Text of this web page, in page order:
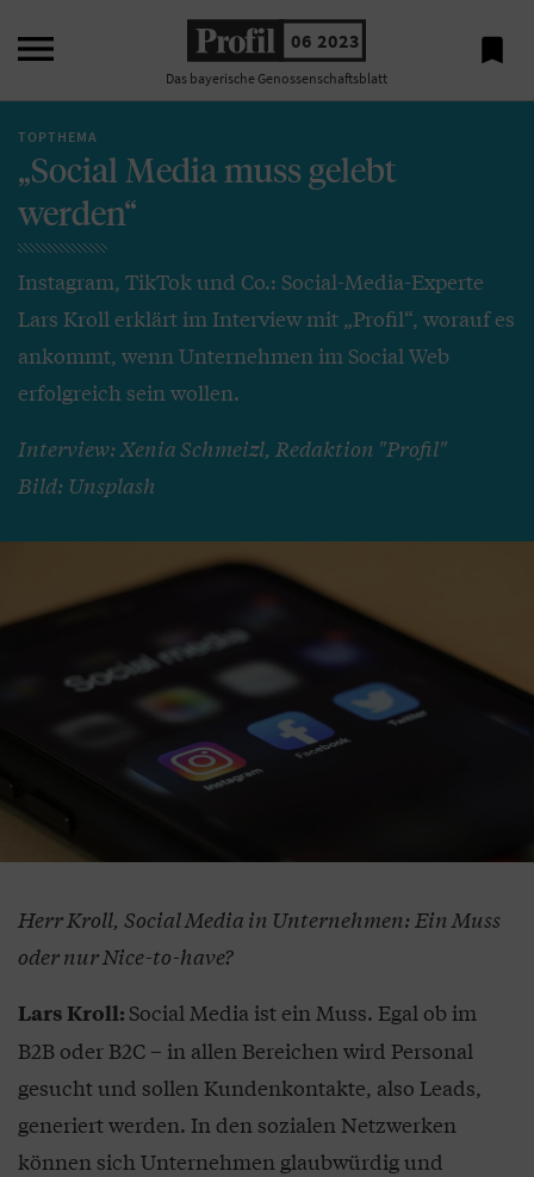
 06 2023
Das bayerische Genossenschaftsblatt

TOPTHEMA
„Social Media muss gelebt
werden“
Instagram, TikTok und Co.: Social-Media-Experte
Lars Kroll erklärt im Interview mit „Profil“, worauf es
ankommt, wenn Unternehmen im Social Web
erfolgreich sein wollen.
Interview: Xenia Schmeizl, Redaktion "Profil"
Bild: Unsplash
Herr Kroll, Social Media in Unternehmen: Ein Muss
oder nur Nice-to-have?
Lars Kroll: Social Media ist ein Muss. Egal ob im
B2B oder B2C – in allen Bereichen wird Personal
gesucht und sollen Kundenkontakte, also Leads,
generiert werden. In den sozialen Netzwerken
können sich Unternehmen glaubwürdig und